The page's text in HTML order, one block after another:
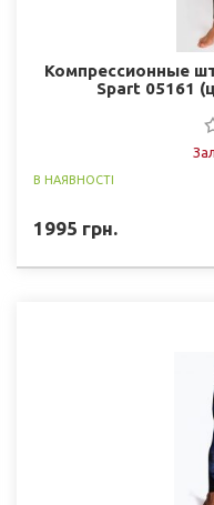
Компрессионные
Spart 05161
В НАЯВНОСТІ
1995 грн.